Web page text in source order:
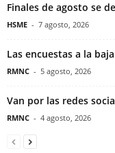
Finales de agosto se
HSME - 7 agosto, 2026
Las encuestas a la baja
RMNC - 5 agosto, 2026
Van por las redes
RMNC - 4 agosto, 2026